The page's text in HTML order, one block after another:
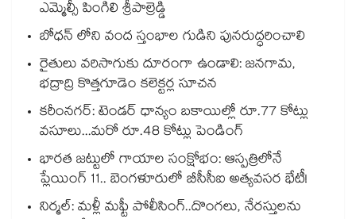
ఎమ్మెల్సీ పింగిలి శ్రీపాల్రెడ్డి
బోధన్ లోని వంద స్తంభాల గుడిని పునరుద్ధరించాలి
రైతులు వరిసాగుకు దూరంగా ఉండాలి: జనగామ,
భద్రాద్రి కొత్తగూడెం కలెక్టర్ల సూచన
కరీంనగర్: టెండర్ ధాన్యం బకాయిల్లో రూ.77 కోట్లు
వసూలు...మరో రూ.48 కోట్లు పెండింగ్
భారత జట్టులో గాయాల సంక్షోభం: ఆస్పత్రిలోనే
ప్లేయింగ్ 11.. బెంగళూరులో బీసీసీఐ అత్యవసర భేటీ!
నిర్మల్: మళ్లీ మఫ్టీ పోలీసింగ్..దొంగలు, నేరస్తులను